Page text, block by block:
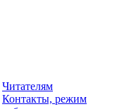
Читателям
Контакты, режим